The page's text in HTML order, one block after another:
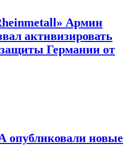
Армин
активизировать
Германии от
опубликовали новые